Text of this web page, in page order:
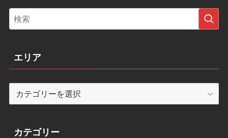
エリア
リ
カテゴリー